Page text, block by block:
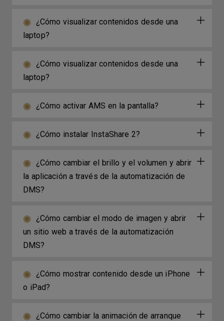
¿Cómo visualizar contenidos desde una
laptop?
¿Cómo visualizar contenidos desde una
laptop?
¿Cómo activar AMS en la pantalla?
¿Cómo instalar InstaShare 2?
¿Cómo cambiar el brillo y el volumen y abrir
la aplicación a través de la automatización de
DMS?
¿Cómo cambiar el modo de imagen y abrir
un sitio web a través de la automatización
DMS?
¿Cómo mostrar contenido desde un iPhone
o iPad?
¿Cómo cambiar la animación de arranque